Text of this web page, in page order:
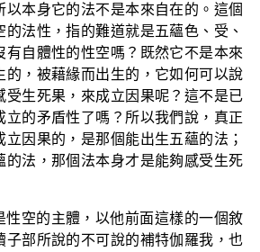
以本身它的法不是本來自在的。這個
法性，指的難道就是五蘊色、受、
有自體性的性空嗎？既然它不是本來
的，被藉緣而出生的，它如何可以說
受生死果，來成立因果呢？這不是已
立的矛盾性了嗎？所以我們說，真正
立因果的，是那個能出生五蘊的法；
的法，那個法本身才是能夠感受生死
性空的主體，以他前面這樣的一個敘
子部所說的不可說的補特伽羅我，也